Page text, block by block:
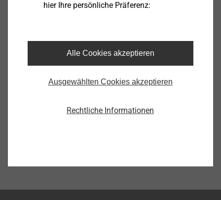
Anzeigen
hier Ihre persönliche Präferenz:
Alle Cookies akzeptieren
Ausgewählten Cookies akzeptieren
Rechtliche Informationen